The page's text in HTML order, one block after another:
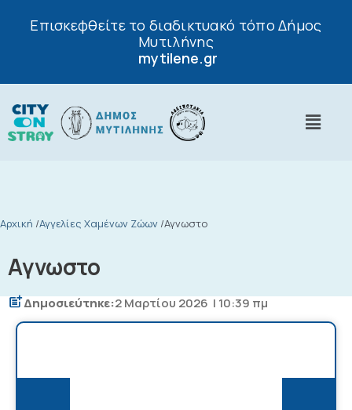
Επισκεφθείτε το διαδικτυακό τόπο Δήμος
Μυτιλήνης
mytilene.gr
Αρχική /Αγγελίες Χαμένων Ζώων /Αγνωστο
Αγνωστο
Δημοσιεύτηκε:2 Μαρτίου 2026 | 10:39 πμ